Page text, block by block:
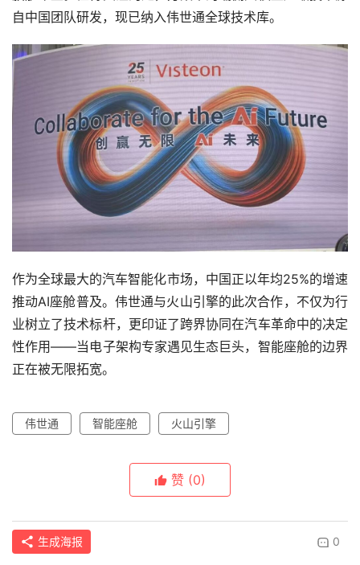
自中国团队研发，现已纳入伟世通全球技术库。
作为全球最大的汽车智能化市场，中国正以年均25%的增速
推动AI座舱普及。伟世通与火山引擎的此次合作，不仅为行
业树立了技术标杆，更印证了跨界协同在汽车革命中的决定
性作用——当电子架构专家遇见生态巨头，智能座舱的边界
正在被无限拓宽。
伟世通 智能座舱 火山引擎
赞 (0)
生成海报 0